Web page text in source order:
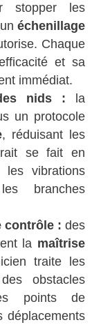
stopper les
échenillage
Chaque
et sa
immédiat.
nids : la
un protocole
, réduisant les
se fait en
les vibrations
branches
contrôle : des
la maîtrise
traite les
obstacles
points de
déplacements